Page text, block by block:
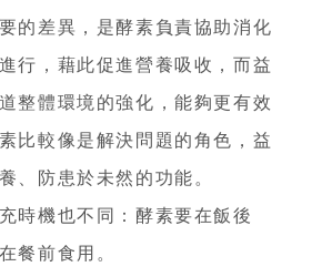
的差異，是酵素負責協助消化
行，藉此促進營養吸收，而益
整體環境的強化，能夠更有效
比較像是解決問題的角色，益
、防患於未然的功能。
時機也不同：酵素要在飯後
餐前食用。